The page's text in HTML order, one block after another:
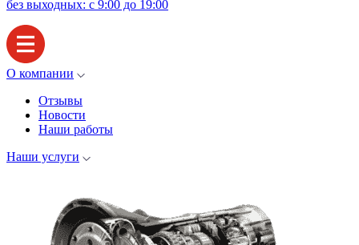
без выходных: с 9:00 до 19:00
О компании
Отзывы
Новости
Наши работы
Наши услуги